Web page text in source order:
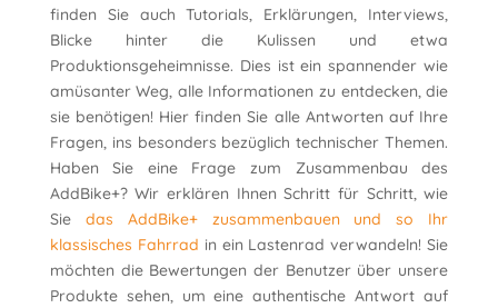
finden Sie auch Tutorials, Erklärungen, Interviews,
Blicke hinter die Kulissen und etwa
Produktionsgeheimnisse. Dies ist ein spannender wie
amüsanter Weg, alle Informationen zu entdecken, die
sie benötigen! Hier finden Sie alle Antworten auf Ihre
Fragen, ins besonders bezüglich technischer Themen.
Haben Sie eine Frage zum Zusammenbau des
AddBike+? Wir erklären Ihnen Schritt für Schritt, wie
Sie das AddBike+ zusammenbauen und so Ihr
klassisches Fahrrad in ein Lastenrad verwandeln! Sie
möchten die Bewertungen der Benutzer über unsere
Produkte sehen, um eine authentische Antwort auf